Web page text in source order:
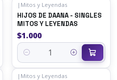
| Mitos y Leyendas
HIJOS DE DAANA - SINGLES
MITOS Y LEYENDAS
$1.000
Quantity
| Mitos y Leyendas